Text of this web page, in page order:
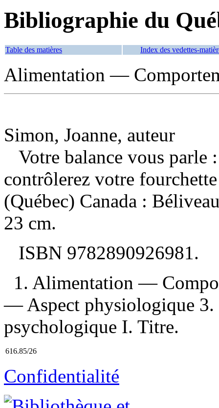
Bibliographie du
Table des matières Index des vedettes-
Alimentation —
Simon, Joanne, auteur
Votre balance vous parle
contrôlerez votre
(Québec) Canada :
23 cm.
ISBN 9782890926981.
1. Alimentation —
— Aspect physiologique
psychologique I. Titre.
616.85/26
Confidentialité